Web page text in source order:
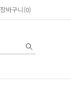
장바구니(0)